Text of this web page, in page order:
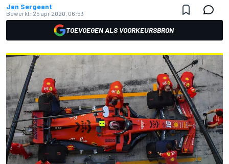
Jan Sergeant
Bewerkt: 25 apr 2020, 06:53
TOEVOEGEN ALS VOORKEURSBRON